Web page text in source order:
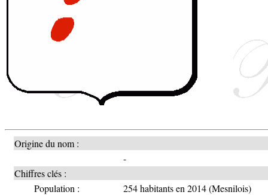
Origine du nom :
-
Chiffres clés :
Population :
254 habitants en 2014 (Mesnilois)